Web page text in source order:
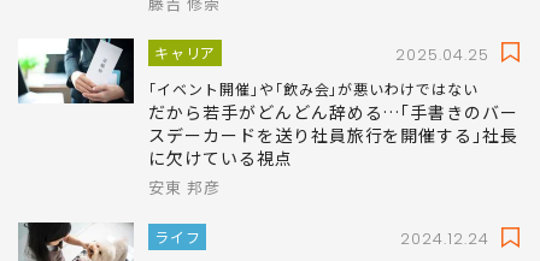
キャリア 2025.04.25
｢イベント開催｣や｢飲み会｣が悪いわけではない
だから若手がどんどん辞める…｢手書きのバー
スデーカードを送り社員旅行を開催する｣社長
に欠けている視点
安東 邦彦
ライフ 2024.12.24